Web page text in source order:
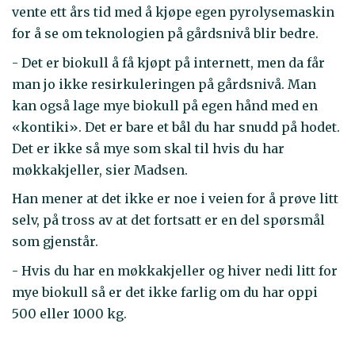
vente ett års tid med å kjøpe egen pyrolysemaskin
for å se om teknologien på gårdsnivå blir bedre.
- Det er biokull å få kjøpt på internett, men da får
man jo ikke resirkuleringen på gårdsnivå. Man
kan også lage mye biokull på egen hånd med en
«kontiki». Det er bare et bål du har snudd på hodet.
Det er ikke så mye som skal til hvis du har
møkkakjeller, sier Madsen.
Han mener at det ikke er noe i veien for å prøve litt
selv, på tross av at det fortsatt er en del spørsmål
som gjenstår.
- Hvis du har en møkkakjeller og hiver nedi litt for
mye biokull så er det ikke farlig om du har oppi
500 eller 1000 kg.